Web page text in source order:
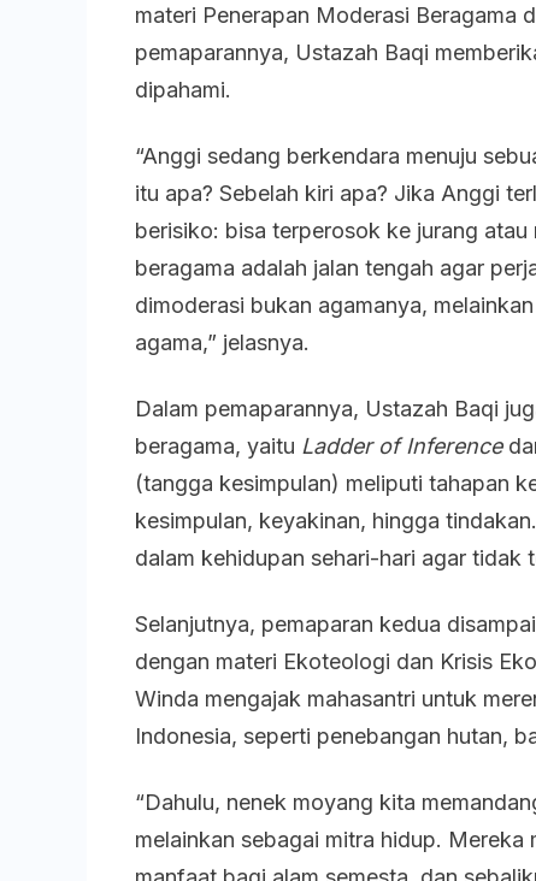
materi Penerapan Moderasi Beragama
pemaparannya, Ustazah Baqi
dipahami.
“Anggi sedang berkendara menuju
itu apa? Sebelah kiri apa? Jika Anggi
berisiko: bisa terperosok ke jurang
beragama adalah jalan tengah agar
dimoderasi bukan agamanya,
agama,” jelasnya.
Dalam pemaparannya, Ustazah Baqi
beragama, yaitu Ladder of Inference
(tangga kesimpulan) meliputi tahapan
kesimpulan, keyakinan, hingga
dalam kehidupan sehari-hari agar tidak
Selanjutnya, pemaparan kedua
dengan materi Ekoteologi dan Krisis
Winda mengajak mahasantri untuk
Indonesia, seperti penebangan hutan,
“Dahulu, nenek moyang kita
melainkan sebagai mitra hidup. Mereka